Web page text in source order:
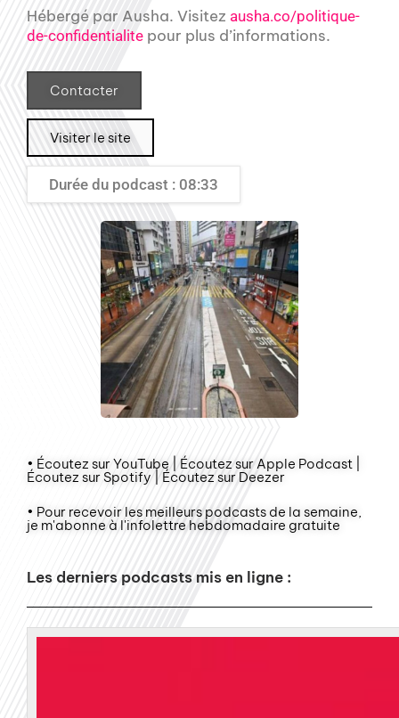
Hébergé par Ausha. Visitez ausha.co/politique-
de-confidentialite pour plus d’informations.
Contacter
Visiter le site
Durée du podcast : 08:33
• Écoutez sur YouTube | Écoutez sur Apple Podcast |
Écoutez sur Spotify | Écoutez sur Deezer
• Pour recevoir les meilleurs podcasts de la semaine,
je m'abonne à l'infolettre hebdomadaire gratuite
Les derniers podcasts mis en ligne :